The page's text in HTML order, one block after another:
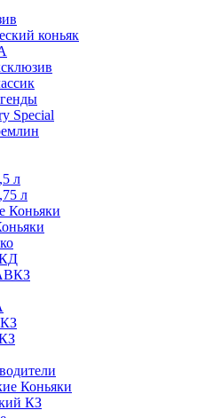
коньяк
Speсial
л
л
Коньяки
Коньяки
КЗ